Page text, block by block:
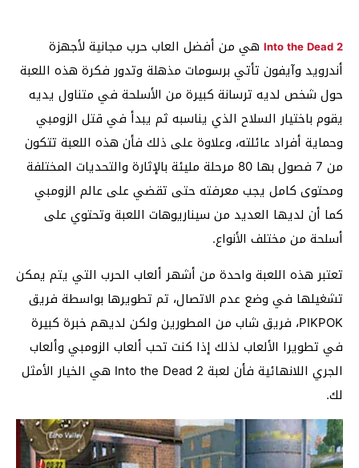
Into the Dead 2 هي من أفضل العاب حرب مجانية لأجهزة
أندرويد وآيفون تأتي برسومات مذهلة وتدور فكرة هذه اللعبة
حول شخص لديه ترسانة كبيرة من الأسلحة في متناول يديه
يقوم باختيار السلاح الذي يناسبه ثم يبدأ في قتل الزومبي
وحماية أفراد عائلته، وعلاوة على ذلك فأن هذه اللعبة تتكون
من 7 فصول بها 80 مرحلة مليئة بالإثارة والتحديات المختلفة
ومحتوى كامل يجب معرفته حتى تقضي على عالم الزومبي
كما أن لديها العديد من سيناريوهات اللعبة وتحتوي على
أسلحة من مختلف الأنواع.
تعتبر هذه اللعبة واحدة من أشهر ألعاب الحرب التي يتم يمكن
تشغيلها في وضع عدم الاتصال، تم تطويرها بواسطة فريق
PIKPOK، فريق شاب من المطورين ولكن لديهم خبرة كبيرة
في تطويرا الألعاب لذلك إذا كنت تحب ألعاب الزومبي وألعاب
الجري اللانهائية فأن لعبة Into the Dead 2 هي الخيار الأمثل
لك.